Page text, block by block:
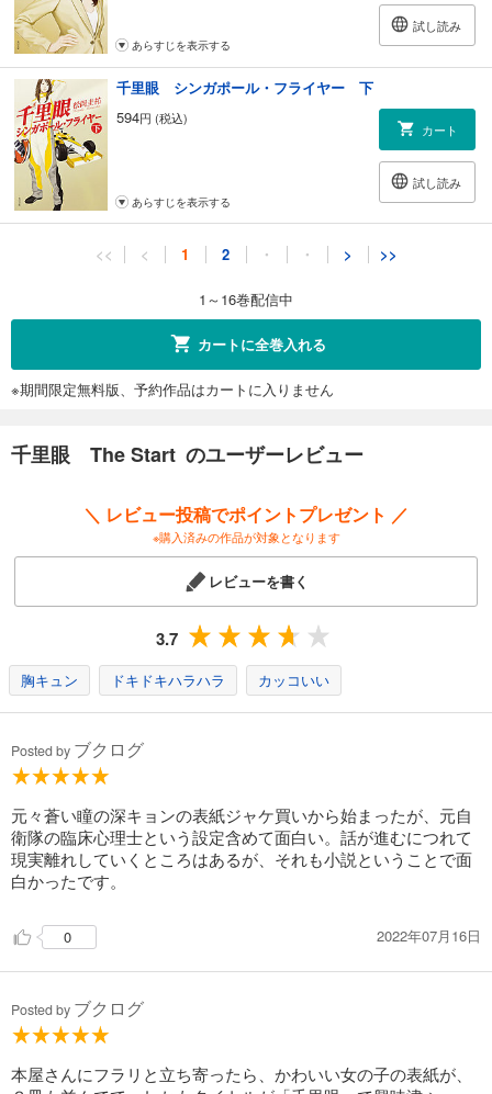
試し読み
あらすじを表示する
千里眼 シンガポール・フライヤー 下
594円 (税込)
カート
試し読み
あらすじを表示する
千里眼 優しい悪魔 上
千里眼 優しい悪魔 下
あらすじを表示する
千里眼 キネシクス・アイ 上
円 (税込)
あらすじを表示する
千里眼 キネシクス・アイ 下
594円 (税込)
試し読み
あらすじを表示する
千里眼の復活
カート
<< < 1 2 ・ ・ > >>
1～16巻配信中
カートに全巻入れる
※期間限定無料版、予約作品はカートに入りません
千里眼 The Start のユーザーレビュー
＼ レビュー投稿でポイントプレゼント ／
※購入済みの作品が対象となります
レビューを書く
3.7
胸キュン ドキドキハラハラ カッコいい
Posted by ブクログ
元々蒼い瞳の深キョンの表紙ジャケ買いから始まったが、元自
衛隊の臨床心理士という設定含めて面白い。話が進むにつれて
現実離れしていくところはあるが、それも小説ということで面
白かったです。
0 2022年07月16日
Posted by ブクログ
本屋さんにフラリと立ち寄ったら、かわいい女の子の表紙が、